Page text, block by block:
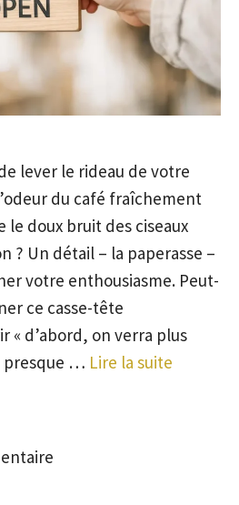
lever le rideau de votre
du café fraîchement
le doux bruit des ciseaux
? Un détail – la paperasse –
votre enthousiasme. Peut-
ce casse-tête
« d’abord, on verra plus
presque … Lire la suite